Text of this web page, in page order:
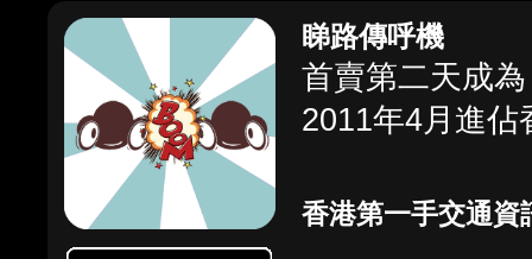
睇路傳呼機
首賣第二天成
2011年4月進佔
香港第一手交通